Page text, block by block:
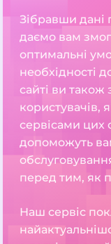
Зібравши дані
даємо вам
оптимальні
необхідності
сайті ви також
користувачів,
сервісами цих
допоможуть
перед тим, як
Наш сервіс